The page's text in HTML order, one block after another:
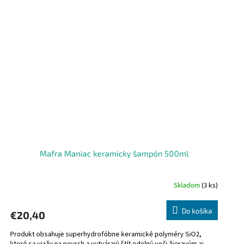
Mafra Maniac keramicky šampón 500ml
Skladom (3 ks)
€20,40 Do košíka
Produkt obsahuje superhydrofóbne keramické polyméry SiO2,